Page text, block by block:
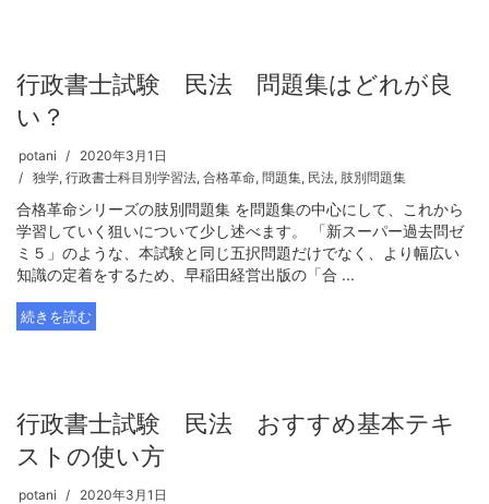
行政書士試験 民法 問題集はどれが良
い？
potani
2020年3月1日
独学, 行政書士科目別学習法, 合格革命, 問題集, 民法, 肢別問題集
合格革命シリーズの肢別問題集 を問題集の中心にして、これから
学習していく狙いについて少し述べます。 「新スーパー過去問ゼ
ミ５」のような、本試験と同じ五択問題だけでなく、より幅広い
知識の定着をするため、早稲田経営出版の「合 ...
続きを読む
行政書士試験 民法 おすすめ基本テキ
ストの使い方
potani
2020年3月1日